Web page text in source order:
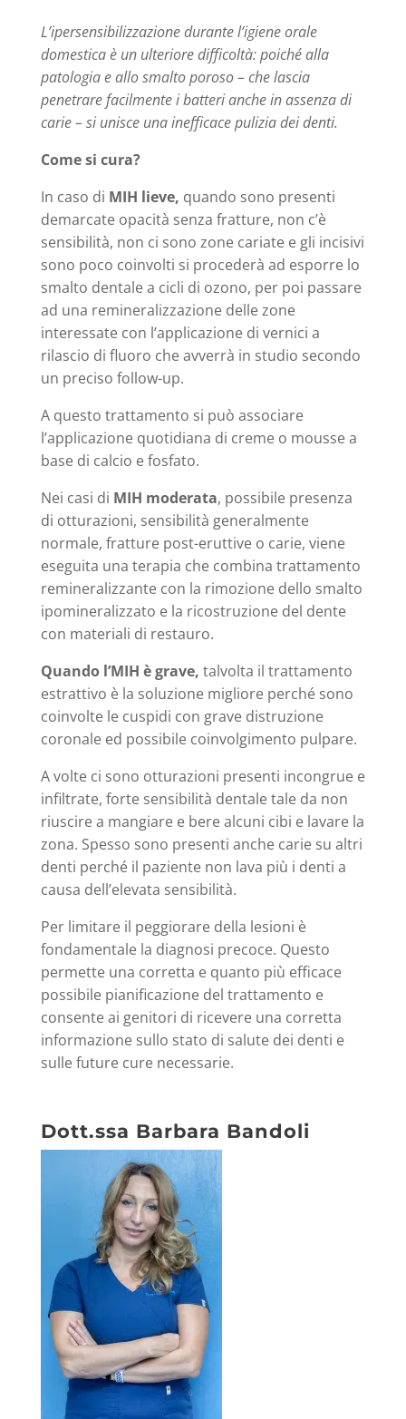
L’ipersensibilizzazione durante l’igiene orale
domestica è un ulteriore difficoltà: poiché alla
patologia e allo smalto poroso – che lascia
penetrare facilmente i batteri anche in assenza di
carie – si unisce una inefficace pulizia dei denti.
Come si cura?
In caso di MIH lieve, quando sono presenti
demarcate opacità senza fratture, non c’è
sensibilità, non ci sono zone cariate e gli incisivi
sono poco coinvolti si procederà ad esporre lo
smalto dentale a cicli di ozono, per poi passare
ad una remineralizzazione delle zone
interessate con l’applicazione di vernici a
rilascio di fluoro che avverrà in studio secondo
un preciso follow-up.
A questo trattamento si può associare
l’applicazione quotidiana di creme o mousse a
base di calcio e fosfato.
Nei casi di MIH moderata, possibile presenza
di otturazioni, sensibilità generalmente
normale, fratture post-eruttive o carie, viene
eseguita una terapia che combina trattamento
remineralizzante con la rimozione dello smalto
ipomineralizzato e la ricostruzione del dente
con materiali di restauro.
Quando l’MIH è grave, talvolta il trattamento
estrattivo è la soluzione migliore perché sono
coinvolte le cuspidi con grave distruzione
coronale ed possibile coinvolgimento pulpare.
A volte ci sono otturazioni presenti incongrue e
infiltrate, forte sensibilità dentale tale da non
riuscire a mangiare e bere alcuni cibi e lavare la
zona. Spesso sono presenti anche carie su altri
denti perché il paziente non lava più i denti a
causa dell’elevata sensibilità.
Per limitare il peggiorare della lesioni è
fondamentale la diagnosi precoce. Questo
permette una corretta e quanto più efficace
possibile pianificazione del trattamento e
consente ai genitori di ricevere una corretta
informazione sullo stato di salute dei denti e
sulle future cure necessarie.
Dott.ssa Barbara Bandoli